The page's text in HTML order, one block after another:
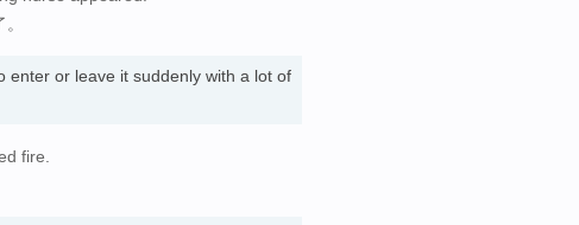
enter or leave it suddenly with a lot of
fire.